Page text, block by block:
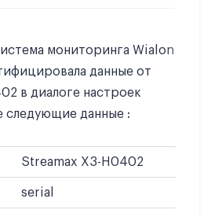
мониторинга Wialon
данные от
в диалоге настроек
следующие данные :
Streamax X3-H0402
serial